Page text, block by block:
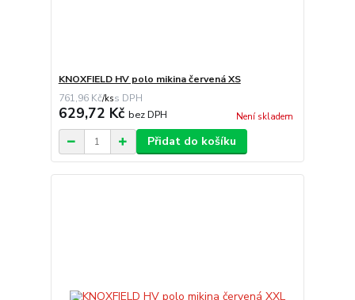
KNOXFIELD HV polo mikina červená XS
761,96 Kč/ks
629,72 Kč bez DPH Není skladem
Přidat do košíku